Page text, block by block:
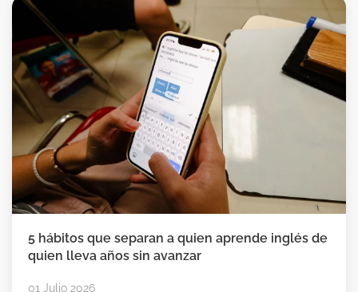
5 hábitos que separan a quien aprende inglés de
quien lleva años sin avanzar
01 Julio 2026